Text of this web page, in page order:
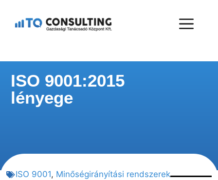
ISO 9001:2015
lényege
ISO 9001, Minőségirányítási rendszerek